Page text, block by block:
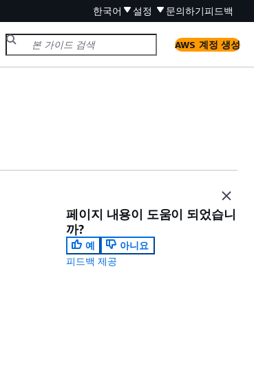
한국어 설정 문의하기피드백
AWS 계정 생성
페이지 내용이 도움이 되었습니
까?
예
아니요
피드백 제공